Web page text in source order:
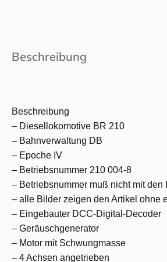
Beschreibung
Beschreibung
– Diesellokomotive BR 210
– Bahnverwaltung DB
– Epoche IV
– Betriebsnummer 210 004-8
– Betriebsnummer muß nicht mit
– alle Bilder zeigen den Artikel ohne
– Eingebauter DCC-Digital-Decoder
– Geräuschgenerator
– Motor mit Schwungmasse
– 4 Achsen angetrieben